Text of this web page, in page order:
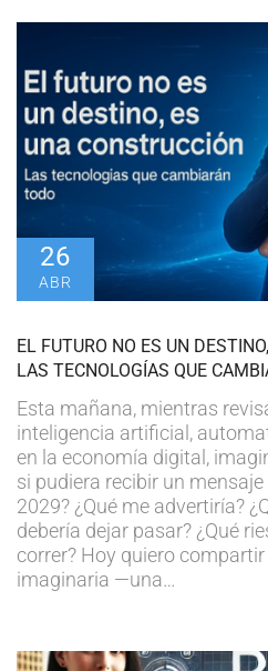
26
ABR
EL FUTURO NO ES UN
LAS TECNOLOGÍAS QUE
Esta mañana, mientras
inteligencia artificial,
en la economía digital,
si pudiera recibir un
2029? ¿Qué me advertiría?
debería dejar pasar? ¿Qué
correr? Hoy quiero
imaginaria —una…